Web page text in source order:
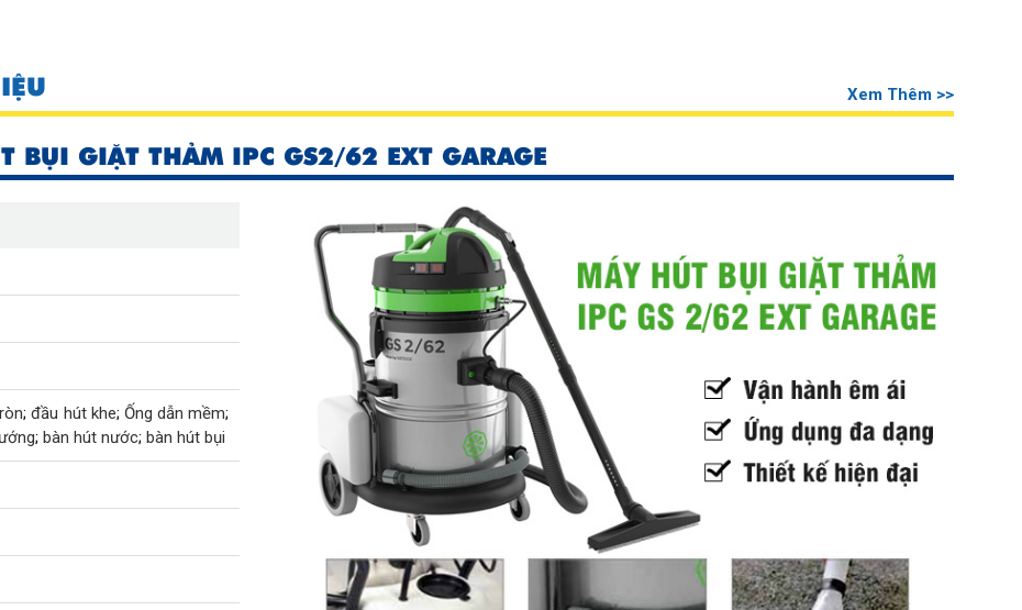
Xem Thêm >>
BỤI GIẶT THẢM IPC GS2/62 EXT GARAGE
;đầu hút khe; Ống dẫn mềm;
; bàn hút nước; bàn hút bụi